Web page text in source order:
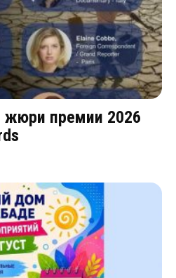
жюри премии 2026